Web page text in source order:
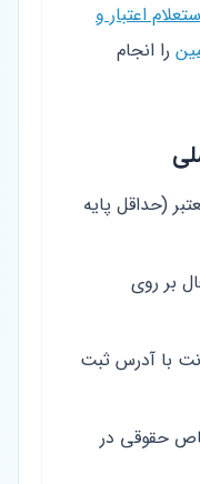
اعتبار و
را انجام
(حداقل پایه
بر روی
با آدرس ثبت
حقوقی در